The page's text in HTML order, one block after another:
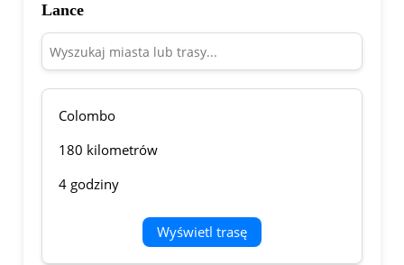
Lance
Colombo
180 kilometrów
4 godziny
Wyświetl trasę